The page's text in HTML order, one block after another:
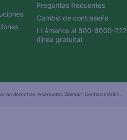
Preguntas frecuentes
Cambio de contraseña
LLámanos al 800-8000-722
(línea gratuita)
los derechos reservados Walmart Centroamérica.